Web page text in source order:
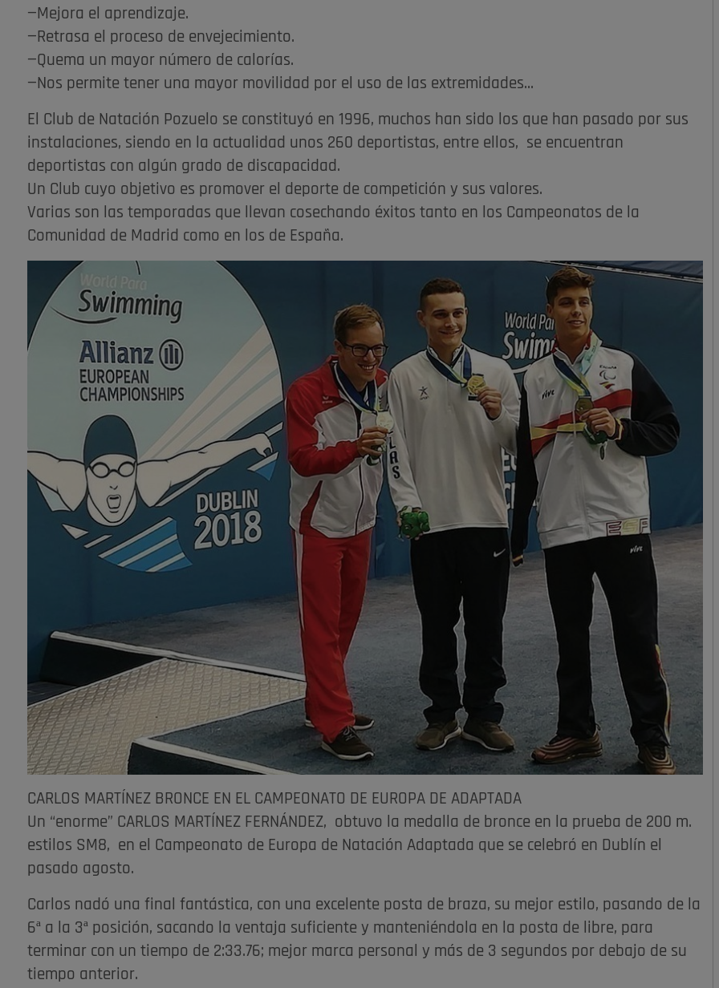
—Mejora el aprendizaje.
—Retrasa el proceso de envejecimiento.
—Quema un mayor número de calorías.
—Nos permite tener una mayor movilidad por el uso de las extremidades...
El Club de Natación Pozuelo se constituyó en 1996, muchos han sido los que han pasado por sus
instalaciones, siendo en la actualidad unos 260 deportistas, entre ellos, se encuentran
deportistas con algún grado de discapacidad.
Un Club cuyo objetivo es promover el deporte de competición y sus valores.
Varias son las temporadas que llevan cosechando éxitos tanto en los Campeonatos de la
Comunidad de Madrid como en los de España.
CARLOS MARTÍNEZ BRONCE EN EL CAMPEONATO DE EUROPA DE ADAPTADA
Un “enorme” CARLOS MARTÍNEZ FERNÁNDEZ, obtuvo la medalla de bronce en la prueba de 200 m.
estilos SM8, en el Campeonato de Europa de Natación Adaptada que se celebró en Dublín el
pasado agosto.
Carlos nadó una final fantástica, con una excelente posta de braza, su mejor estilo, pasando de la
6ª a la 3ª posición, sacando la ventaja suficiente y manteniéndola en la posta de libre, para
terminar con un tiempo de 2:33.76; mejor marca personal y más de 3 segundos por debajo de su
tiempo anterior.